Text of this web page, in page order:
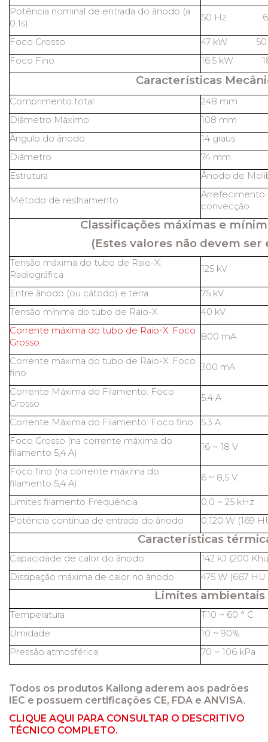
Potência nominal de entrada do ânodo (a
0.1s):
50 Hz 60
Foco Grosso
47 kW 50
Foco Fino
16.5 kW
Características
Comprimento total
248 mm
Diâmetro Máximo
108 mm
Ângulo do ânodo
14 graus
Diâmetro
74 mm
Estrutura
Ânodo de
Método de resfriamento
Arrefecimento
convecção
Classificações máximas e
(Estes valores não devem ser
Tensão máxima do tubo de Raio-X:
Radiográfica
125 kV
Entre ânodo (ou cátodo) e terra
75 kV
Tensão mínima do tubo de Raio-X
40 kV
Corrente máxima do tubo de Raio-X: Foco
Grosso
800 mA
Corrente máxima do tubo de Raio-X: Foco
fino
300 mA
Corrente Máxima do Filamento: Foco
Grosso
5.4 A
Corrente Máxima do Filamento: Foco fino
5.3 A
Foco Grosso (na corrente máxima do
filamento 5,4 A)
16 ~ 18 V
Foco fino (na corrente máxima do
filamento 5,4 A)
6 ~ 8,5 V
Limites filamento Frequência
0,0 ~ 25 kHz
Potência contínua de entrada do ânodo
0,120 W (169
Características
Capacidade de calor do ânodo
142 kJ (200
Dissipação máxima de calor no ânodo
475 W (667 HU
Limites ambientais
Temperatura
T10 ~ 60 ° C
Umidade
10 ~ 90%
Pressão atmosférica
70 ~ 106 kPa
Todos os produtos Kailong aderem aos padrões
IEC e possuem certificações CE, FDA e ANVISA.
CLIQUE AQUI PARA CONSULTAR O DESCRITIVO
TÉCNICO COMPLETO.